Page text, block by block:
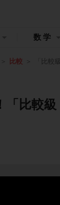
数学
比較 「比較
「比較